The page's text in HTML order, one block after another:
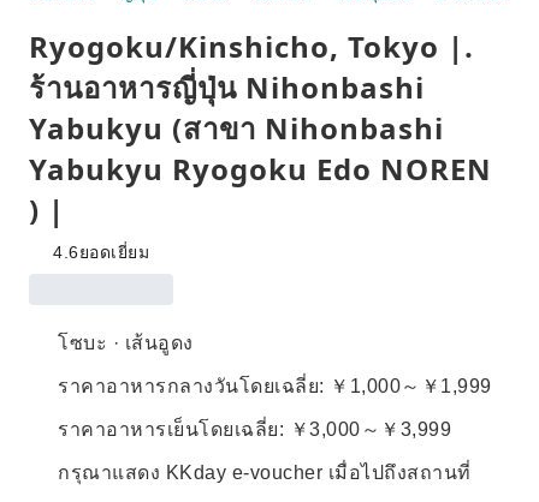
Ryogoku/Kinshicho, Tokyo |.
ร้านอาหารญี่ปุ่น Nihonbashi
Yabukyu (สาขา Nihonbashi
Yabukyu Ryogoku Edo NOREN
) |
4.6ยอดเยี่ยม
โซบะ · เส้นอูดง
ราคาอาหารกลางวันโดยเฉลี่ย: ￥1,000～￥1,999
ราคาอาหารเย็นโดยเฉลี่ย: ￥3,000～￥3,999
กรุณาแสดง KKday e-voucher เมื่อไปถึงสถานที่